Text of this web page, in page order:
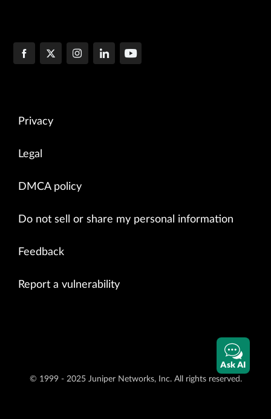
Privacy
Legal
DMCA policy
Do not sell or share my personal information
Feedback
Report a vulnerability
© 1999 - 2025 Juniper Networks, Inc. All rights reserved.
Ask AI